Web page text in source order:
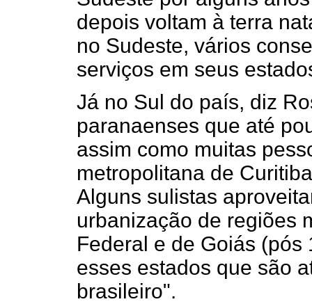
depois voltam à terra
no Sudeste, vários
serviços em seus
Já no Sul do país, diz
paranaenses que até
assim como muitas
metropolitana de
Alguns sulistas
urbanização de regiões
Federal e de Goiás
esses estados que são
brasileiro".